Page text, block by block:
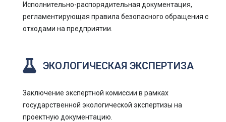
Исполнительно-распорядительная документация,
регламентирующая правила безопасного обращения с
отходами на предприятии.
ЭКОЛОГИЧЕСКАЯ ЭКСПЕРТИЗА
Заключение экспертной комиссии в рамках
государственной экологической экспертизы на
проектную документацию.